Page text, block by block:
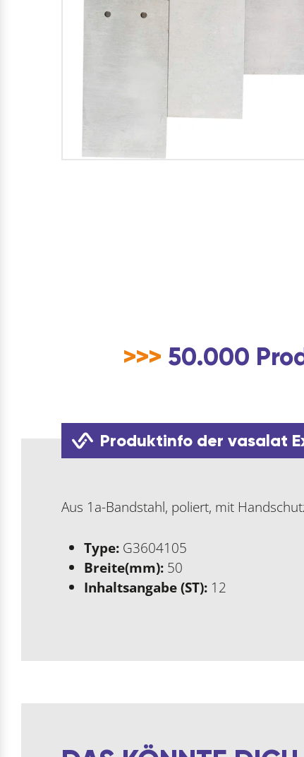
>>> 50.000
Produktinfo der vasalat
Aus 1a-Bandstahl, poliert, mit
Type: G3604105
Breite(mm): 50
Inhaltsangabe (ST): 12